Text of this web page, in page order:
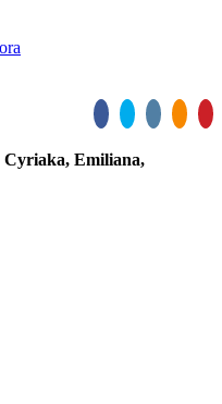
Cyriaka, Emiliana,